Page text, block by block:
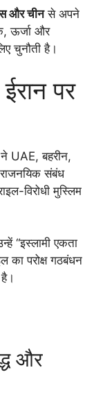
और चीनसे अपने
ऊर्जा और
चुनौती है।
पर
UAE, बहरीन,
संबंध
विरोधी मुस्लिम
“इस्लामी एकता
का परोक्ष गठबंधन
और